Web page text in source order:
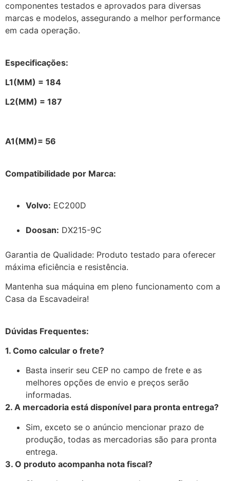
componentes testados e aprovados para diversas
marcas e modelos, assegurando a melhor performance
em cada operação.
Especificações:
L1(MM) = 184
L2(MM) = 187
A1(MM)= 56
Compatibilidade por Marca:
Volvo: EC200D
Doosan: DX215-9C
Garantia de Qualidade: Produto testado para oferecer
máxima eficiência e resistência.
Mantenha sua máquina em pleno funcionamento com a
Casa da Escavadeira!
Dúvidas Frequentes:
1. Como calcular o frete?
Basta inserir seu CEP no campo de frete e as
melhores opções de envio e preços serão
informadas.
2. A mercadoria está disponível para pronta entrega?
Sim, exceto se o anúncio mencionar prazo de
produção, todas as mercadorias são para pronta
entrega.
3. O produto acompanha nota fiscal?